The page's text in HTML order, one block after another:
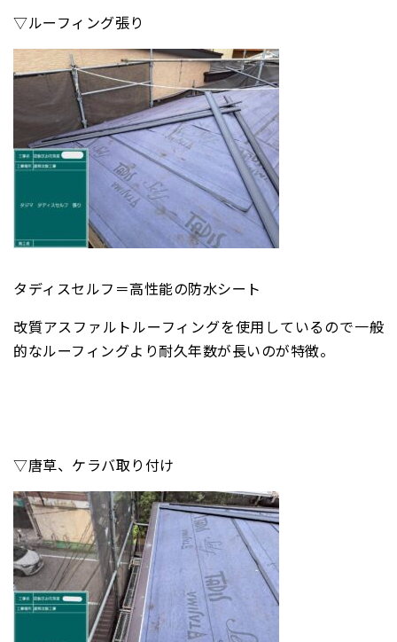
▽ルーフィング張り
タディスセルフ＝高性能の防水シート
改質アスファルトルーフィングを使用しているので一般
的なルーフィングより耐久年数が長いのが特徴。
▽唐草、ケラバ取り付け